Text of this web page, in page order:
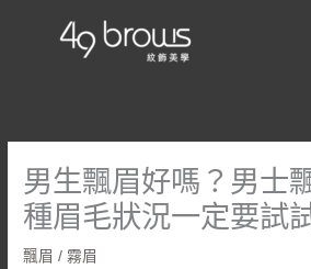
男生飄眉好嗎？男士
種眉毛狀況一定要試
飄眉 / 霧眉